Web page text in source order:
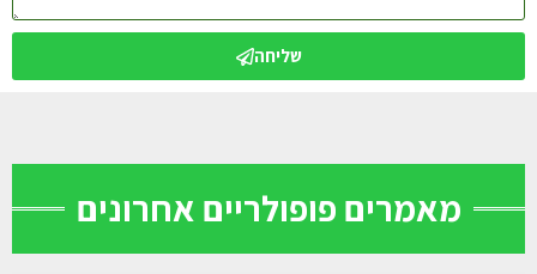
שליחה
מאמרים פופולריים אחרונים